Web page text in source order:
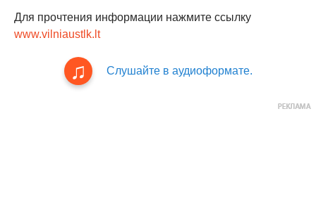
Для прочтения информации нажмите ссылку
www.vilniaustlk.lt
Слушайте в аудиоформате.